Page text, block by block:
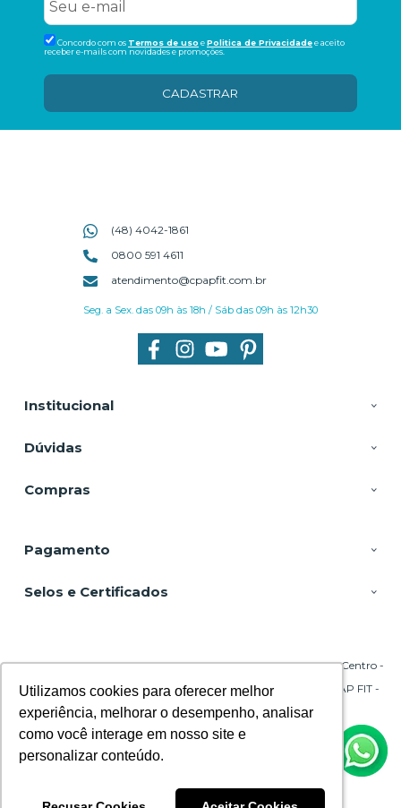
Utilizamos cookies para oferecer melhor
experiência, melhorar o desempenho, analisar
como você interage em nosso site e
personalizar conteúdo.
Utilizamos cookies para oferecer melhor
experiência, melhorar o desempenho, analisar
como você interage em nosso site e
personalizar conteúdo.
Concordo com os Termos de uso ePolitica de Privacidadee aceito
receber e-mails com novidades e promoções.
CADASTRAR
Institucional
Dúvidas
Compras
(48) 4042-1861
0800 591 4611
atendimento@cpapfit.com.br
Seg. a Sex. das 09h às 18h / Sáb das 09h às 12h30
Pagamento
Selos e Certificados
DSP Equipamentos, Rua Emílio Blum - 131 - Sala 206 Torre A - Centro -
CNPJ: 29.695.217/0001-45 | © Todos os direitos reservados - CPAP FIT -
2026